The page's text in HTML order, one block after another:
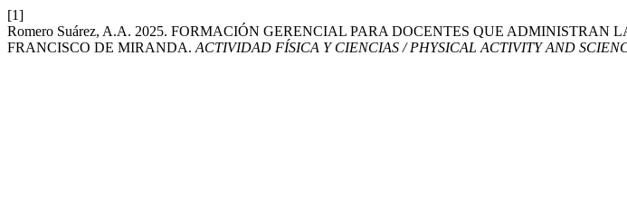
[1]
Romero Suárez, A.A. 2025. FORMACIÓN GERENCIAL PARA DOCENTES QUE
FRANCISCO DE MIRANDA. ACTIVIDAD FÍSICA Y CIENCIAS / PHYSICAL ACTIVITY AND